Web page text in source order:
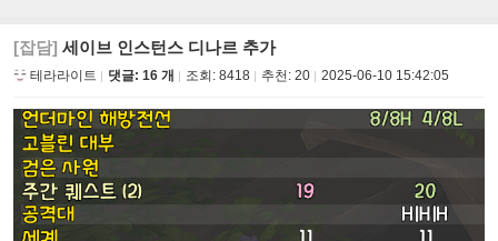
[잡담] 세이브 인스턴스 디나르 추가
테라라이트 댓글: 16 개 조회: 8418 추천: 20 2025-06-10 15:42:05